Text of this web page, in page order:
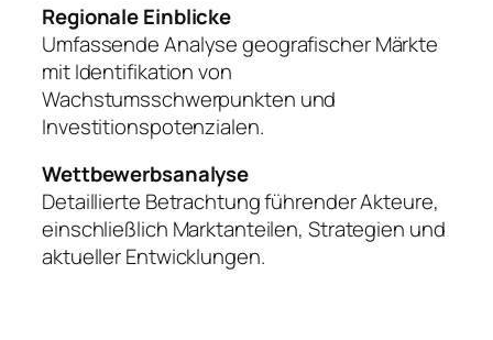
Regionale Einblicke
Umfassende Analyse geografischer Märkte
mit Identifikation von
Wachstumsschwerpunkten und
Investitionspotenzialen.
Wettbewerbsanalyse
Detaillierte Betrachtung führender Akteure,
einschließlich Marktanteilen, Strategien und
aktueller Entwicklungen.